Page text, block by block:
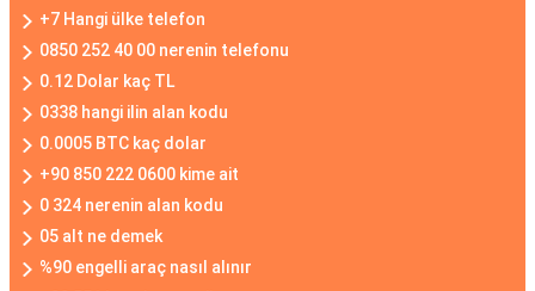
+7 Hangi ülke telefon
0850 252 40 00 nerenin telefonu
0.12 Dolar kaç TL
0338 hangi ilin alan kodu
0.0005 BTC kaç dolar
+90 850 222 0600 kime ait
0 324 nerenin alan kodu
05 alt ne demek
%90 engelli araç nasıl alınır